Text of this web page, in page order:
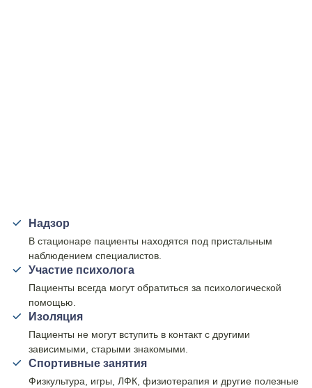
Надзор
В стационаре пациенты находятся под пристальным
наблюдением специалистов.
Участие психолога
Пациенты всегда могут обратиться за психологической
помощью.
Изоляция
Пациенты не могут вступить в контакт с другими
зависимыми, старыми знакомыми.
Спортивные занятия
Физкультура, игры, ЛФК, физиотерапия и другие полезные